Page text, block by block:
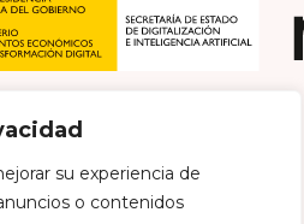
su experiencia de
o contenidos